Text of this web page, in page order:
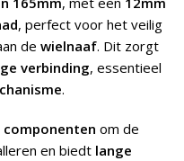
, perfect voor het veilig
de wielnaaf. Dit zorgt
verbinding, essentieel
.
om de
en biedt lange